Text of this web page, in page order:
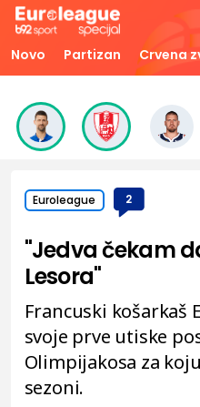
Novo Partizan Crvena
Euroleague 2
"Jedva čekam
Lesora"
Francuski košarkaš
svoje prve utiske
Olimpijakosa za
sezoni.